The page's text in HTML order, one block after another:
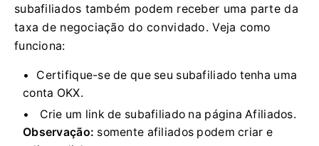
subafiliados também podem receber uma parte da
taxa de negociação do convidado.Veja como
funciona:
Certifique-se de que seu subafiliado tenha uma
conta OKX.
Crie um link de subafiliado na página Afiliados.
Observação: somente afiliados podem criar e